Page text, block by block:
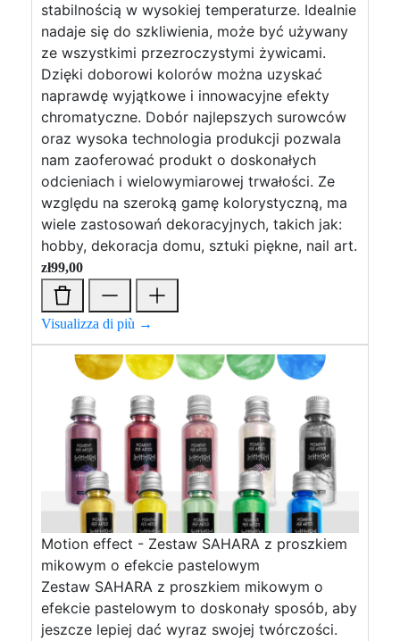
stabilnością w wysokiej temperaturze. Idealnie
nadaje się do szkliwienia, może być używany
ze wszystkimi przezroczystymi żywicami.
Dzięki doborowi kolorów można uzyskać
naprawdę wyjątkowe i innowacyjne efekty
chromatyczne. Dobór najlepszych surowców
oraz wysoka technologia produkcji pozwala
nam zaoferować produkt o doskonałych
odcieniach i wielowymiarowej trwałości. Ze
względu na szeroką gamę kolorystyczną, ma
wiele zastosowań dekoracyjnych, takich jak:
hobby, dekoracja domu, sztuki piękne, nail art.
zł99,00
Visualizza di più →
Motion effect - Zestaw SAHARA z proszkiem
mikowym o efekcie pastelowym
Zestaw SAHARA z proszkiem mikowym o
efekcie pastelowym to doskonały sposób, aby
jeszcze lepiej dać wyraz swojej twórczości.